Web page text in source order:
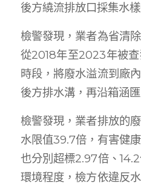
後方繞流排放口採集水樣
檢警發現，業者為省清
從2018年至2023年被
時段，將廢水溢流到廠
後方排水溝，再沿箱涵
檢警發現，業者排放的
水限值39.7倍，有害健
也分別超標2.97倍、
環境程度，檢方依違反